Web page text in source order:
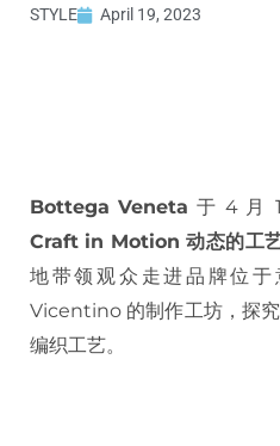
STYLE April 19, 2023
Bottega Veneta 于 4 月
Craft in Motion 动态的工
地带领观众走进品牌位
Vicentino 的制作工坊，探
编织工艺。